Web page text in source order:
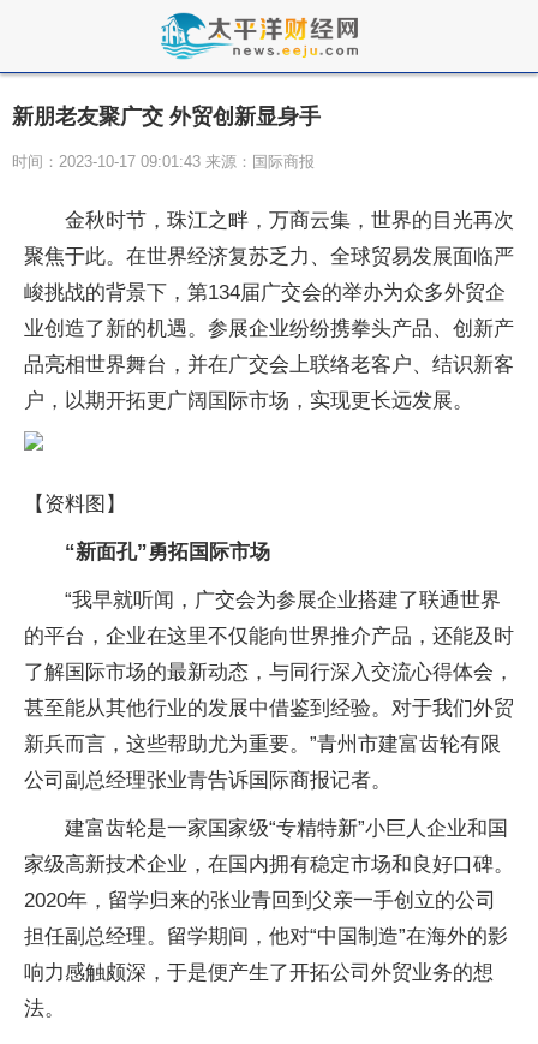
新朋老友聚广交 外贸创新显身手
时间：2023-10-17 09:01:43 来源：国际商报
金秋时节，珠江之畔，万商云集，世界的目光再次
聚焦于此。在世界经济复苏乏力、全球贸易发展面临严
峻挑战的背景下，第134届广交会的举办为众多外贸企
业创造了新的机遇。参展企业纷纷携拳头产品、创新产
品亮相世界舞台，并在广交会上联络老客户、结识新客
户，以期开拓更广阔国际市场，实现更长远发展。
【资料图】
“新面孔”勇拓国际市场
“我早就听闻，广交会为参展企业搭建了联通世界
的平台，企业在这里不仅能向世界推介产品，还能及时
了解国际市场的最新动态，与同行深入交流心得体会，
甚至能从其他行业的发展中借鉴到经验。对于我们外贸
新兵而言，这些帮助尤为重要。”青州市建富齿轮有限
公司副总经理张业青告诉国际商报记者。
建富齿轮是一家国家级“专精特新”小巨人企业和国
家级高新技术企业，在国内拥有稳定市场和良好口碑。
2020年，留学归来的张业青回到父亲一手创立的公司
担任副总经理。留学期间，他对“中国制造”在海外的影
响力感触颇深，于是便产生了开拓公司外贸业务的想
法。